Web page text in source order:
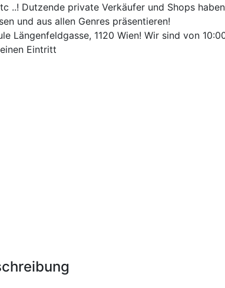
..! Dutzende private Verkäufer und Shops
und aus allen Genres präsentieren!
Längenfeldgasse, 1120 Wien! Wir sind von
Eintritt